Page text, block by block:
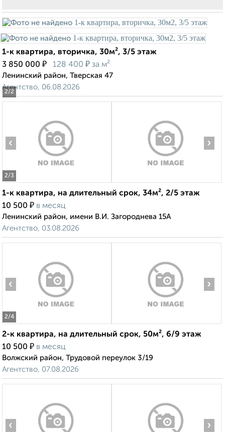
2/2
1-к квартира, вторичка, 30м², 3/5 этаж
3 850 000 ₽ 128 400 ₽ за м²
Ленинский район, Тверская 47
Агентство, 06.08.2026
2/3
‹ ›
1-к квартира, на длительный срок, 34м², 2/5 этаж
10 500 ₽ в месяц
Ленинский район, имени В.И. Загороднева 15А
Агентство, 03.08.2026
2/4
‹ ›
2-к квартира, на длительный срок, 50м², 6/9 этаж
10 500 ₽ в месяц
Волжский район, Трудовой переулок 3/19
Агентство, 07.08.2026
‹ ›